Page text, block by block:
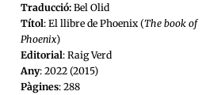
Traducció: Bel Olid
Títol: El llibre de Phoenix (The book of
Phoenix)
Editorial: Raig Verd
Any: 2022 (2015)
Pàgines: 288